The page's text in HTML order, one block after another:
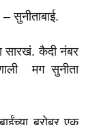
सुनीताबाई.
सारखं. कैदी नंबर
मग सुनीता
बरोबर एक